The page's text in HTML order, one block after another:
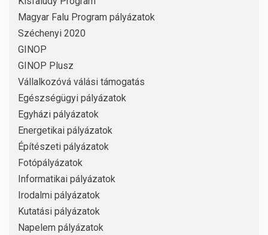
Magyar Falu Program pályázatok
Széchenyi 2020
GINOP
GINOP Plusz
Vállalkozóvá válási támogatás
Egészségügyi pályázatok
Egyházi pályázatok
Energetikai pályázatok
Építészeti pályázatok
Fotópályázatok
Informatikai pályázatok
Irodalmi pályázatok
Kutatási pályázatok
Napelem pályázatok